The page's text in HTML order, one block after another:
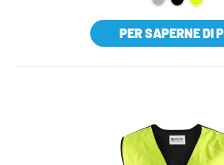
PER SAPERNE DI